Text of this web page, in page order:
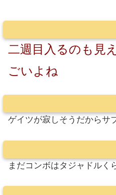
二週目入るのも見
ごいよね
ゲイツが寂しそうだからサ
まだコンボはタジャドルく